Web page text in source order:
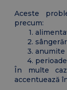
Aceste
precum:
anumite
În multe
accentuează